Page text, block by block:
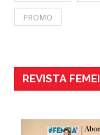
PROMO
REVISTA